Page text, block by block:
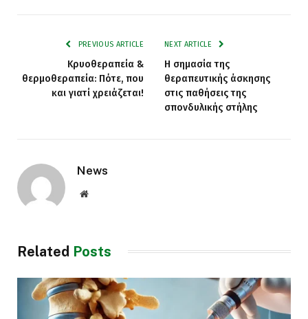
PREVIOUS ARTICLE
Κρυοθεραπεία &
θερμοθεραπεία: Πότε, που
και γιατί χρειάζεται!
NEXT ARTICLE
Η σημασία της
θεραπευτικής άσκησης
στις παθήσεις της
σπονδυλικής στήλης
News
Website
Related Posts